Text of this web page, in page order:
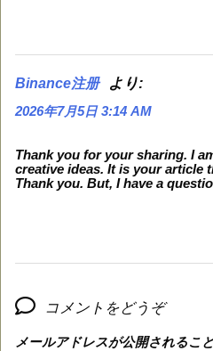
Binance注册 より:
2026年7月5日 3:14 AM
Thank you for your sharing. I
creative ideas. It is your article
Thank you. But, I have a
コメントをどうぞ
メールアドレスが公開されるこ